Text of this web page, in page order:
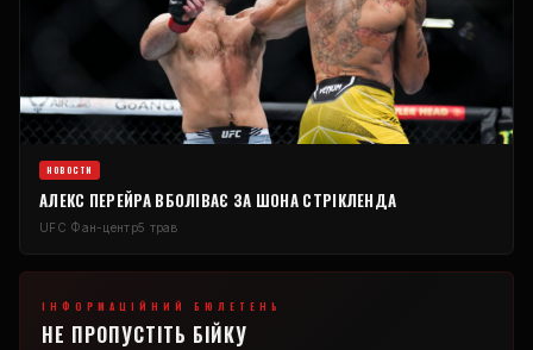
НОВОСТИ
АЛЕКС ПЕРЕЙРА ВБОЛІВАЄ ЗА ШОНА СТРІКЛЕНДА
UFC Фан-центр5 трав
ІНФОРМАЦІЙНИЙ БЮЛЕТЕНЬ
НЕ ПРОПУСТІТЬ БІЙКУ